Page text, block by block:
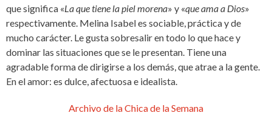
que significa «La que tiene la piel morena» y «que ama a Dios»
respectivamente. Melina Isabel es sociable, práctica y de
mucho carácter. Le gusta sobresalir en todo lo que hace y
dominar las situaciones que se le presentan. Tiene una
agradable forma de dirigirse a los demás, que atrae a la gente.
En el amor: es dulce, afectuosa e idealista.
Archivo de la Chica de la Semana